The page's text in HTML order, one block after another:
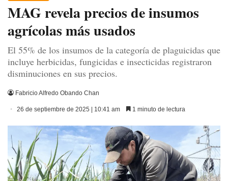
MAG revela precios de insumos
agrícolas más usados
El 55% de los insumos de la categoría de plaguicidas que
incluye herbicidas, fungicidas e insecticidas registraron
disminuciones en sus precios.
Fabricio Alfredo Obando Chan
26 de septiembre de 2025 | 10:41 am 1 minuto de lectura